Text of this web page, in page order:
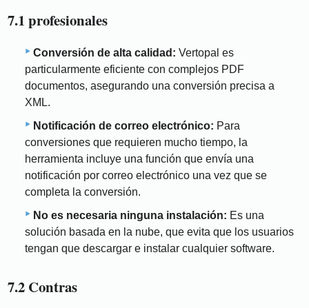
7.1 profesionales
Conversión de alta calidad: Vertopal es
particularmente eficiente con complejos PDF
documentos, asegurando una conversión precisa a
XML.
Notificación de correo electrónico: Para
conversiones que requieren mucho tiempo, la
herramienta incluye una función que envía una
notificación por correo electrónico una vez que se
completa la conversión.
No es necesaria ninguna instalación: Es una
solución basada en la nube, que evita que los usuarios
tengan que descargar e instalar cualquier software.
7.2 Contras